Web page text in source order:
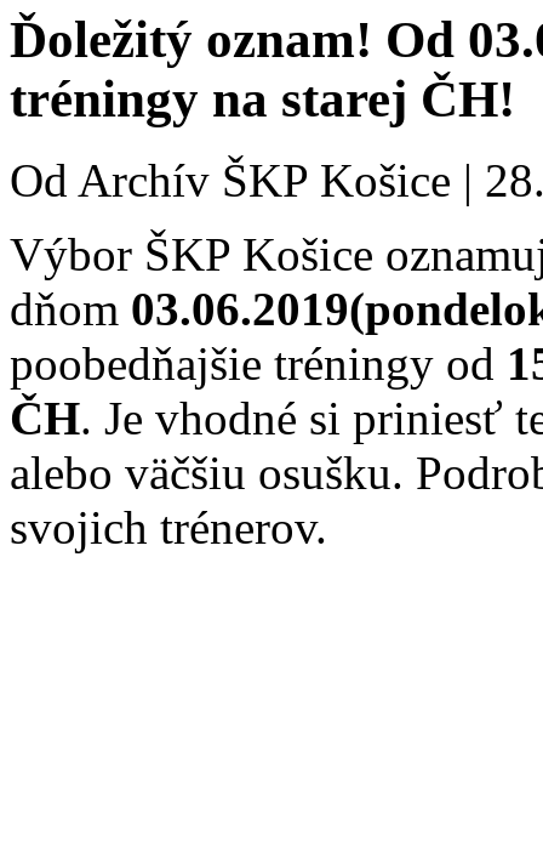
Ďoležitý oznam! Od
tréningy na starej ČH!
Od Archív ŠKP Košice |
Výbor ŠKP Košice
dňom
poobedňajšie tréningy od
ČH. Je vhodné si priniesť
alebo väčšiu osušku.
svojich trénerov.